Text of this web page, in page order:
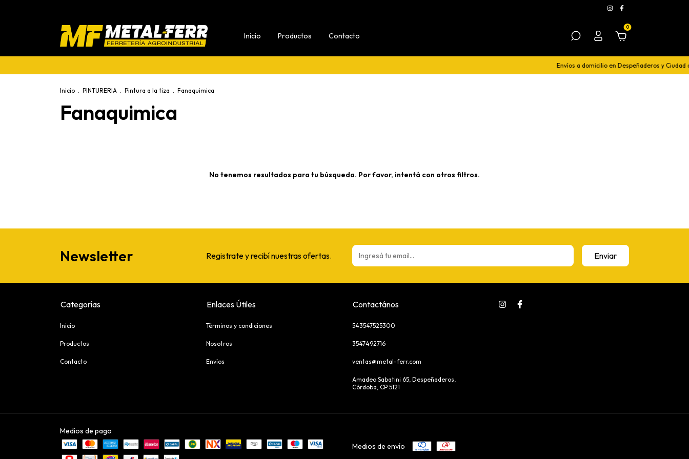
Inicio Productos Contacto
0
Envíos a domicilio en Despeñaderos y Ciudad
Inicio . PINTURERIA . Pintura a la tiza . Fanaquimica
Fanaquimica
No tenemos resultados para tu búsqueda. Por favor, intentá con otros filtros.
Newsletter Registrate y recibí nuestras ofertas.
Categorías
Inicio
Productos
Contacto
Enlaces Útiles
Términos y condiciones
Nosotros
Envíos
Contactános
543547525300
3547492716
ventas@metal-ferr.com
Amadeo Sabatini 65, Despeñaderos,
Córdoba, CP 5121
Medios de pago
Medios de envío